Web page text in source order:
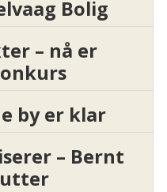
Bolig
– nå er
by er klar
– Bernt